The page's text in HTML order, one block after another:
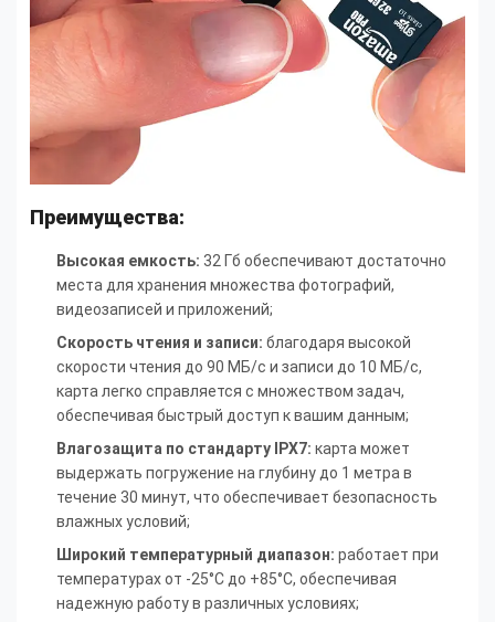
Преимущества:
Высокая емкость: 32 Гб обеспечивают достаточно
места для хранения множества фотографий,
видеозаписей и приложений;
Скорость чтения и записи: благодаря высокой
скорости чтения до 90 МБ/с и записи до 10 МБ/с,
карта легко справляется с множеством задач,
обеспечивая быстрый доступ к вашим данным;
Влагозащита по стандарту IPX7: карта может
выдержать погружение на глубину до 1 метра в
течение 30 минут, что обеспечивает безопасность
влажных условий;
Широкий температурный диапазон: работает при
температурах от -25°C до +85°C, обеспечивая
надежную работу в различных условиях;